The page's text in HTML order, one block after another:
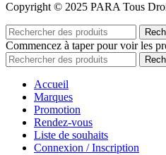
Copyright © 2025 PARA Tous
Commencez à taper pour voir les
Accueil
Marques
Promotion
Rendez-vous
Liste de souhaits
Connexion / Inscription